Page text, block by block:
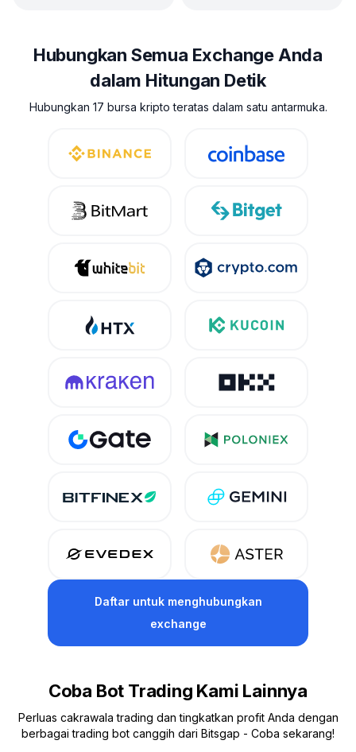
Hubungkan Semua Exchange Anda
dalam Hitungan Detik
Hubungkan 17 bursa kripto teratas dalam satu antarmuka.
Daftaruntuk menghubungkan
exchange
Coba Bot Trading Kami Lainnya
Perluas cakrawala trading dan tingkatkan profit Anda dengan
berbagai trading bot canggih dari Bitsgap - Coba sekarang!